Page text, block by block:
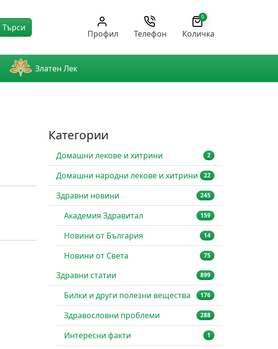
Търси
Профил Телефон
0
Количка
Златен Лек
Категории
Домашни лекове и хитрини 2
Домашни народни лекове и хитрини 22
Здравни новини 245
Академия Здравитал 159
Новини от България 14
Новини от Света 75
Здравни статии 899
Билки и други полезни вещества 176
Здравословни проблеми 288
Интересни факти 1